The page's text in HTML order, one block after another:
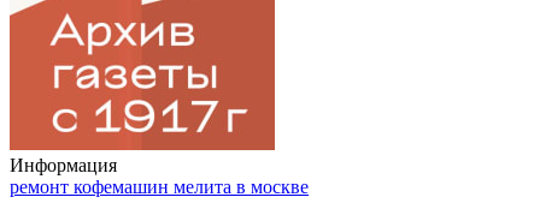
Информация
ремонт кофемашин мелита в москве